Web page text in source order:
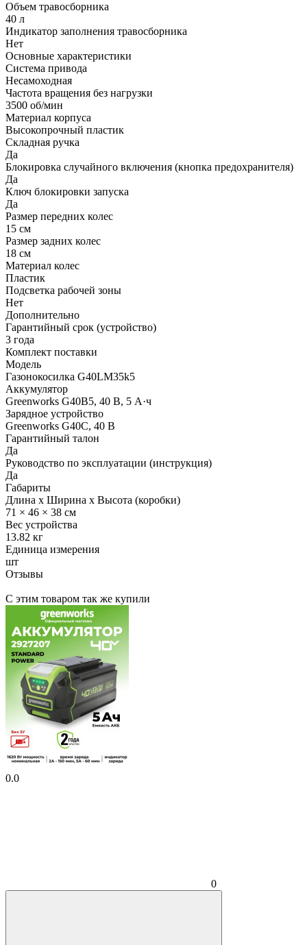
Объем травосборника
40 л
Индикатор заполнения травосборника
Нет
Основные характеристики
Система привода
Несамоходная
Частота вращения без нагрузки
3500 об/мин
Материал корпуса
Высокопрочный пластик
Складная ручка
Да
Блокировка случайного включения (кнопка предохранителя)
Да
Ключ блокировки запуска
Да
Размер передних колес
15 см
Размер задних колес
18 см
Материал колес
Пластик
Подсветка рабочей зоны
Нет
Дополнительно
Гарантийный срок (устройство)
3 года
Комплект поставки
Модель
Газонокосилка G40LM35k5
Аккумулятор
Greenworks G40B5, 40 В, 5 А·ч
Зарядное устройство
Greenworks G40C, 40 В
Гарантийный талон
Да
Руководство по эксплуатации (инструкция)
Да
Габариты
Длина x Ширина x Высота (коробки)
71 × 46 × 38 см
Вес устройства
13.82 кг
Единица измерения
шт
Отзывы
С этим товаром так же купили
0.0
0